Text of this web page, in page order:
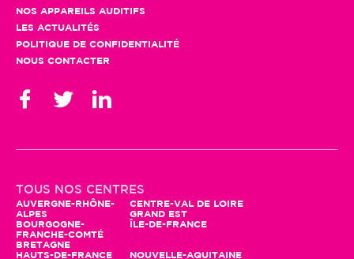
NOS APPAREILS AUDITIFS
LES ACTUALITÉS
POLITIQUE DE CONFIDENTIALITÉ
NOUS CONTACTER
TOUS NOS CENTRES
AUVERGNE-RHÔNE-
ALPES
BOURGOGNE-
FRANCHE-COMTÉ
BRETAGNE
CENTRE-VAL DE LOIRE
GRAND EST
ÎLE-DE-FRANCE
HAUTS-DE-FRANCE NOUVELLE-AQUITAINE